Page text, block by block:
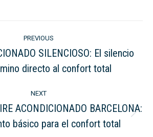
PREVIOUS
post:
SILENCIOSO: El silencio
directo al confort total
NEXT
post:
ACONDICIONADO BARCELONA:
básico para el confort total